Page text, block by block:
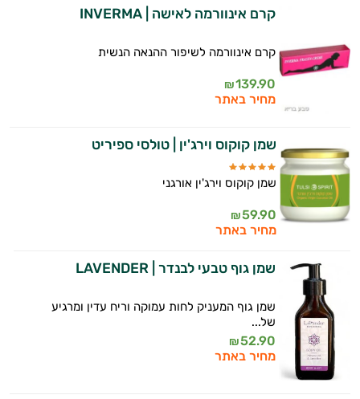
קרם אינוורמה לאישה | INVERMA
קרם אינוורמה לשיפור ההנאה הנשית
139.90
₪
מחיר באתר
שמן קוקוס וירג'ין | טולסי ספיריט
שמן קוקוס וירג'ין אורגני
59.90
₪
מחיר באתר
שמן גוף טבעי לבנדר | LAVENDER
שמן גוף המעניק לחות עמוקה וריח עדין ומרגיע
של...
52.90
₪
מחיר באתר